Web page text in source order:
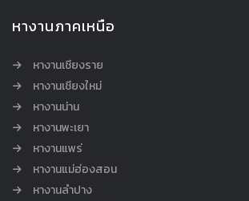
หางานภาคเหนือ
หางานเชียงราย
หางานเชียงใหม่
หางานน่าน
หางานพะเยา
หางานแพร่
หางานแม่ฮ่องสอน
หางานลำปาง